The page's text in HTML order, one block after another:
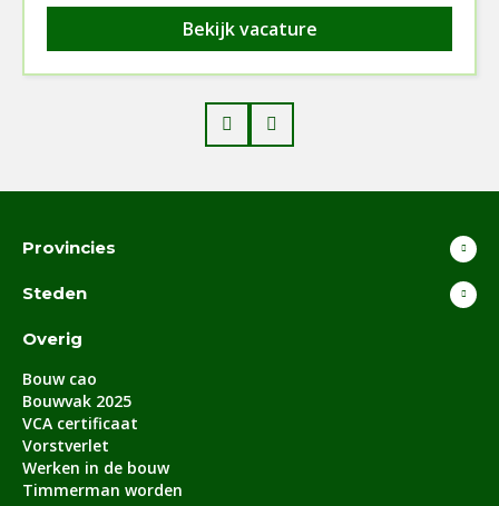
Bekijk vacature
Prev
Provincies
Steden
Overig
Bouw cao
Bouwvak 2025
VCA certificaat
Vorstverlet
Werken in de bouw
Timmerman worden